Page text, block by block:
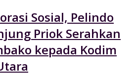
Sosial, Pelindo
Priok Serahkan
kepada Kodim